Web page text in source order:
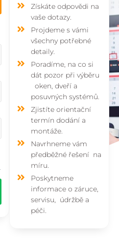
Získáte odpovědi na
vaše dotazy.
Projdeme s vámi
všechny potřebné
detaily.
Poradíme, na co si
dát pozor při výběru
oken, dveří a
posuvných systémů.
Zjistíte orientační
termín dodání a
montáže.
Navrhneme vám
předběžné řešení na
míru.
Poskytneme
informace o záruce,
servisu, údržbě a
péči.